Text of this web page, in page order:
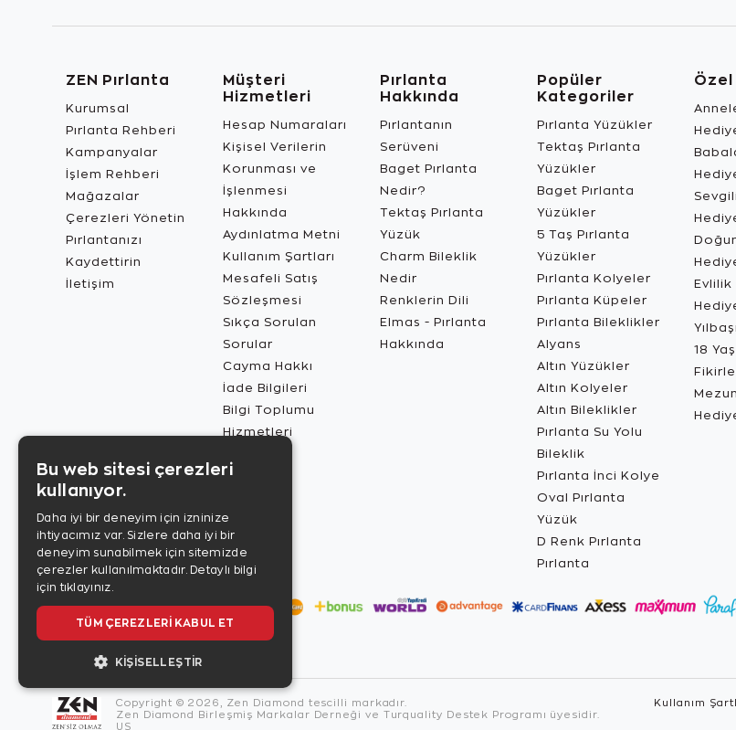
ZEN Pırlanta
Kurumsal
Pırlanta Rehberi
Kampanyalar
İşlem Rehberi
Mağazalar
Çerezleri Yönetin
Pırlantanızı
Kaydettirin
İletişim
Müşteri
Hizmetleri
Hesap Numaraları
Kişisel Verilerin
Korunması ve
İşlenmesi
Hakkında
Aydınlatma Metni
Kullanım Şartları
Mesafeli Satış
Sözleşmesi
Sıkça Sorulan
Sorular
Cayma Hakkı
İade Bilgileri
Bilgi Toplumu
Hizmetleri
Pırlanta
Hakkında
Pırlantanın
Serüveni
Baget Pırlanta
Nedir?
Tektaş Pırlanta
Yüzük
Charm Bileklik
Nedir
Renklerin Dili
Elmas - Pırlanta
Hakkında
Popüler
Kategoriler
Pırlanta Yüzükler
Tektaş Pırlanta
Yüzükler
Baget Pırlanta
Yüzükler
5 Taş Pırlanta
Yüzükler
Pırlanta Kolyeler
Pırlanta Küpeler
Pırlanta Bileklikler
Alyans
Altın Yüzükler
Altın Kolyeler
Altın Bileklikler
Pırlanta Su Yolu
Bileklik
Pırlanta İnci Kolye
Oval Pırlanta
Yüzük
D Renk Pırlanta
Pırlanta
Özel
Evlilik
18
Copyright © 2026, Zen Diamond tescilli markadır.
Zen Diamond Birleşmiş Markalar Derneği ve Turquality Destek Programı üyesidir.
US
Kullanım
Bu web sitesi çerezleri
kullanıyor.
Daha iyi bir deneyim için izninize
ihtiyacımız var. Sizlere daha iyi bir
deneyim sunabilmek için sitemizde
çerezler kullanılmaktadır. Detaylı bilgi
için tıklayınız.
TÜM ÇEREZLERI KABUL ET
KIŞISELLEŞTIR